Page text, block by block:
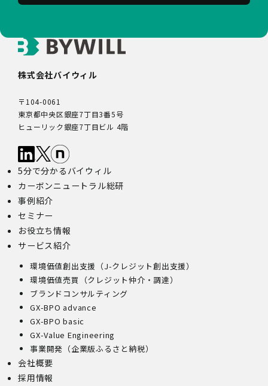
株式会社バイウィル
〒104-0061
東京都中央区銀座7丁目3番5号
ヒューリック銀座7丁目ビル 4階
5分で分かるバイウィル
カーボンニュートラル総研
事例紹介
セミナー
お役立ち情報
サービス紹介
環境価値創出支援（J-クレジット創出支援）
環境価値売買（クレジット仲介・調達）
ブランドコンサルティング
GX-BPO advance
GX-BPO basic
GX-Value Engineering
事業開発（企業版ふるさと納税）
会社概要
採用情報